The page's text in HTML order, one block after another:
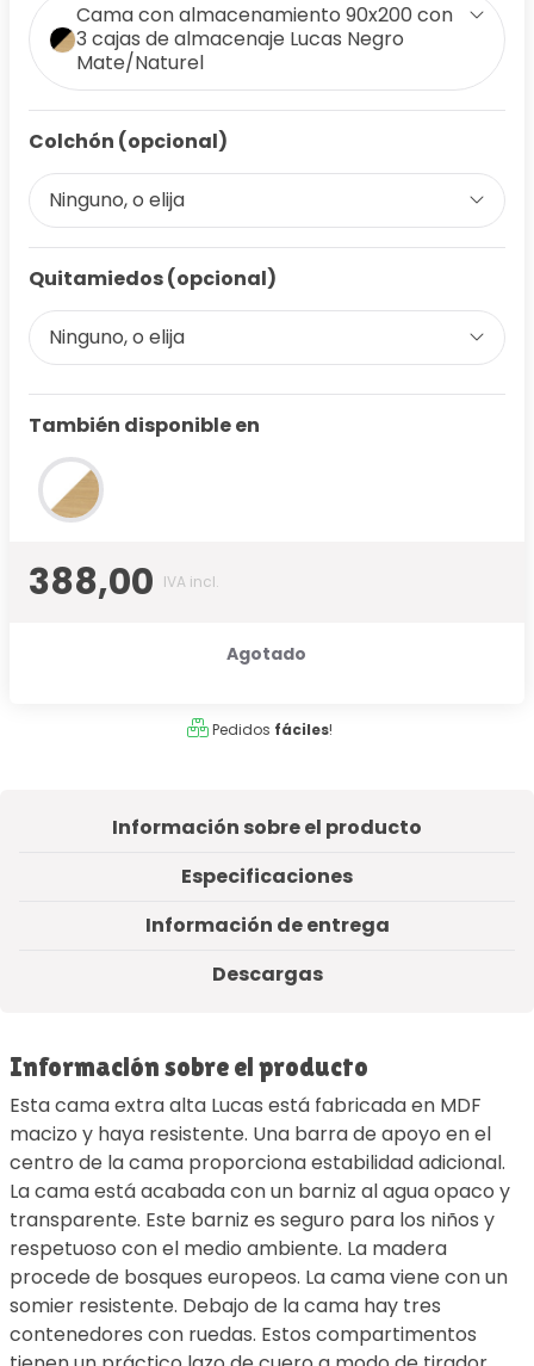
Cama con almacenamiento 90x200 con
3 cajas de almacenaje Lucas Negro
Mate/Naturel
Colchón (opcional)
Ninguno, o elija
Quitamiedos (opcional)
Ninguno, o elija
También disponible en
388,00 IVA incl.
Agotado
Pedidos fáciles!
Información sobre el producto
Especificaciones
Información de entrega
Descargas
Información sobre el producto
Esta cama extra alta Lucas está fabricada en MDF
macizo y haya resistente. Una barra de apoyo en el
centro de la cama proporciona estabilidad adicional.
La cama está acabada con un barniz al agua opaco y
transparente. Este barniz es seguro para los niños y
respetuoso con el medio ambiente. La madera
procede de bosques europeos. La cama viene con un
somier resistente. Debajo de la cama hay tres
contenedores con ruedas. Estos compartimentos